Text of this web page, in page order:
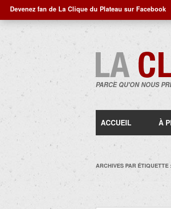
Devenez fan de La Clique du Plateau sur Facebook
PARCE QU'ON NOUS
ACCUEIL À
ARCHIVES PAR ÉTIQUETTE :